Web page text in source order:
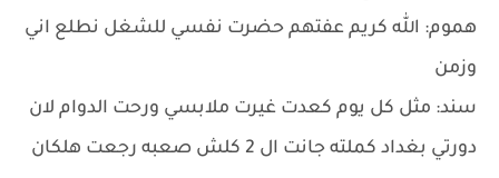
هموم: الله كريم عفتهم حضرت نفسي للشغل نطلع اني
وزمن
سند: مثل كل يوم كعدت غيرت ملابسي ورحت الدوام لان
دورتي بغداد كملته جانت ال 2 كلش صعبه رجعت هلكان